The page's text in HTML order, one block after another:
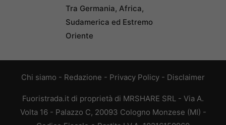
Tra Germania, Africa,
Sudamerica ed Estremo
Oriente
Chi siamo - Redazione - Privacy Policy - Disclaimer
Fuoristrada.it di proprietà di MRSHARE SRL - Via A.
Volta 16 - Palazzo C, 20093 Cologno Monzese (MI) -